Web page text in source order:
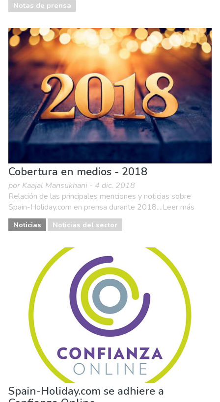
Notas de prensa
Cobertura en medios - 2018
por Kaajal Mansukhani - 4 dic. 2018
Relación de las principales menciones y noticias sobre
Spain-Holiday.com en prensa durante 2018....Leer más
Noticias Noticias del sector
Spain-Holiday.com se adhiere a